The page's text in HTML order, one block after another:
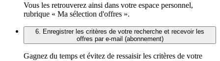
Vous les retrouverez ainsi dans votre espace personnel,
rubrique « Ma sélection d'offres ».
6. Enregistrer les critères de votre recherche et recevoir les
offres par e-mail (abonnement)
Gagnez du temps et évitez de ressaisir les critères de votre